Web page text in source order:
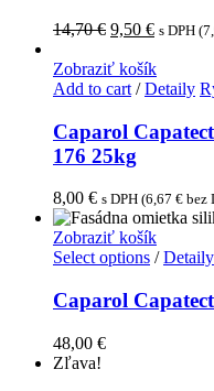
14,70€ 9,50 € s DPH (
Zobraziť košík
Add to cart / Detaily
Caparol
176 25kg
8,00 € s DPH (6,67 € bez
Zobraziť košík
Select options / Detaily
Caparol
48,00 €
Zľava!